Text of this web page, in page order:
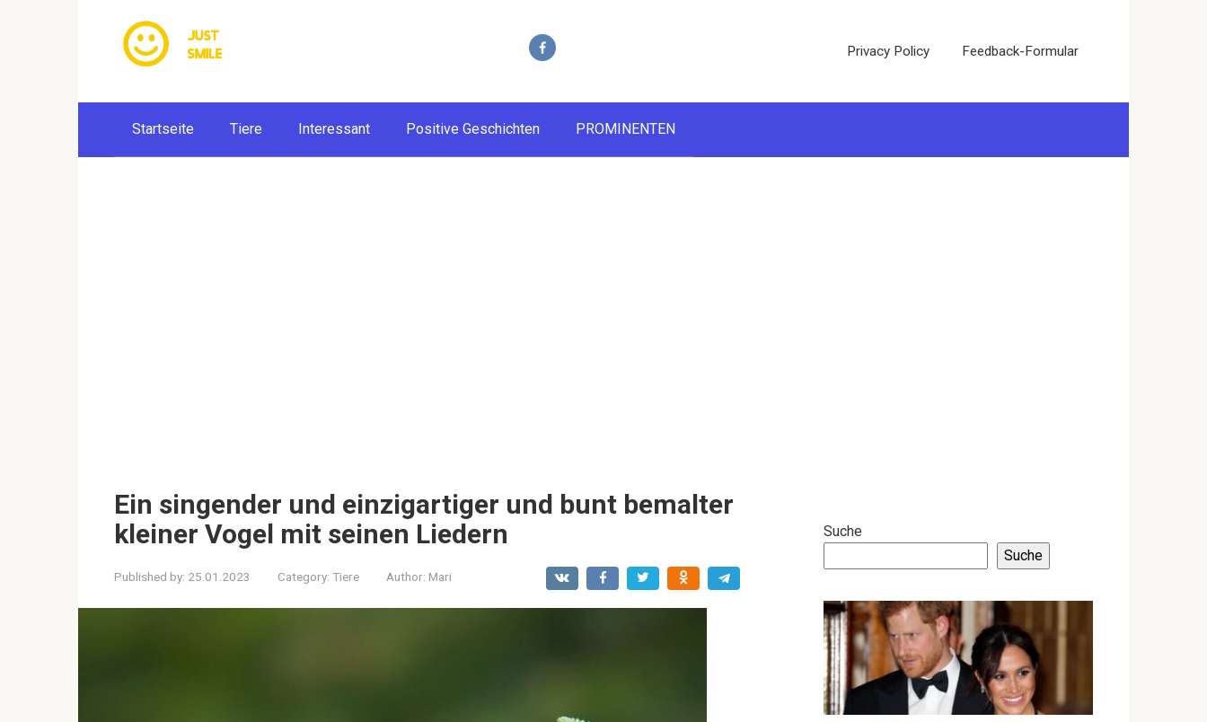
Privacy Policy Feedback-Formular
Startseite Tiere Interessant Positive Geschichten PROMINENTEN
Ein singender und einzigartiger und bunt bemalter
kleiner Vogel mit seinen Liedern
Published by: 25.01.2023 Category: Tiere Author: Mari
Suche
Suche